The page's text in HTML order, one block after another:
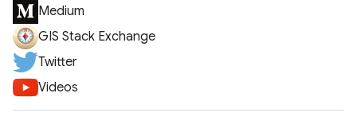
Medium
GIS Stack Exchange
Twitter
Videos